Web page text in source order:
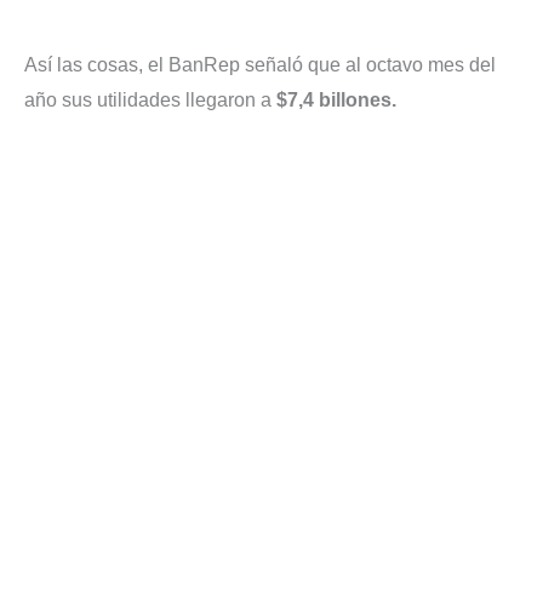
Así las cosas, el BanRep señaló que al octavo mes del
año sus utilidades llegaron a $7,4 billones.